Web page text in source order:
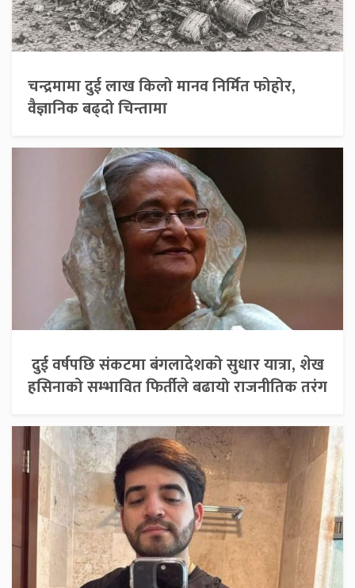
चन्द्रमामा दुई लाख किलो मानव निर्मित फोहोर,
वैज्ञानिक बढ्दो चिन्तामा
दुई वर्षपछि संकटमा बंगलादेशको सुधार यात्रा, शेख
हसिनाको सम्भावित फिर्तीले बढायो राजनीतिक तरंग